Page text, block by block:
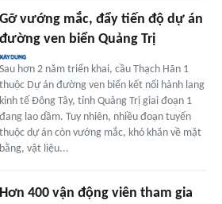
Gỡ vướng mắc, đẩy tiến độ dự án
đường ven biển Quảng Trị
Sau hơn 2 năm triển khai, cầu Thạch Hãn 1
thuộc Dự án đường ven biển kết nối hành lang
kinh tế Đông Tây, tỉnh Quảng Trị giai đoạn 1
đang lao dầm. Tuy nhiên, nhiều đoạn tuyến
thuộc dự án còn vướng mắc, khó khăn về mặt
bằng, vật liệu...
Hơn 400 vận động viên tham gia